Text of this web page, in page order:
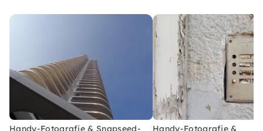
Handy-Fotografie & Snapseed- Handy-Fotografie &